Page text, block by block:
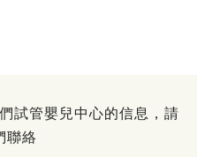
試管嬰兒中心的信息，請
聯絡